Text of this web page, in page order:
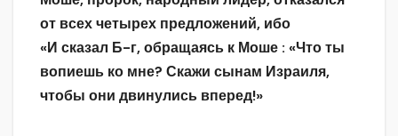
от всех четырех предложений, ибо
«И сказал Б-г, обращаясь к Моше : «Что ты
вопиешь ко мне? Скажи сынам Израиля,
чтобы они двинулись вперед!»